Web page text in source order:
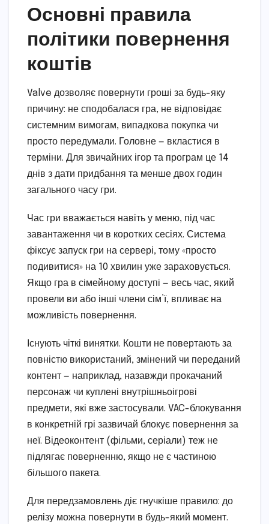
Основні правила
політики повернення
коштів
Valve дозволяє повернути гроші за будь-яку
причину: не сподобалася гра, не відповідає
системним вимогам, випадкова покупка чи
просто передумали. Головне — вкластися в
терміни. Для звичайних ігор та програм це 14
днів з дати придбання та менше двох годин
загального часу гри.
Час гри вважається навіть у меню, під час
завантаження чи в коротких сесіях. Система
фіксує запуск гри на сервері, тому «просто
подивитися» на 10 хвилин уже зараховується.
Якщо гра в сімейному доступі — весь час, який
провели ви або інші члени сім’ї, впливає на
можливість повернення.
Існують чіткі винятки. Кошти не повертають за
повністю використаний, змінений чи переданий
контент — наприклад, назавжди прокачаний
персонаж чи куплені внутрішньоігрові
предмети, які вже застосували. VAC-блокування
в конкретній грі зазвичай блокує повернення за
неї. Відеоконтент (фільми, серіали) теж не
підлягає поверненню, якщо не є частиною
більшого пакета.
Для передзамовлень діє гнучкіше правило: до
релізу можна повернути в будь-який момент.